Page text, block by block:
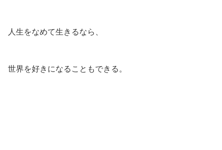
人生をなめて生きるなら、
世界を好きになることもできる。